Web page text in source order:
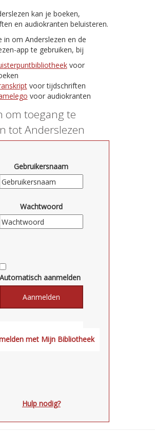
kan je boeken,
en audiokranten beluisteren.
in om Anderslezen en de
app te gebruiken, bij
voor
voor tijdschriften
voor audiokranten
om toegang te
tot Anderslezen
Gebruikersnaam
Wachtwoord
Automatisch aanmelden
Hulp nodig?